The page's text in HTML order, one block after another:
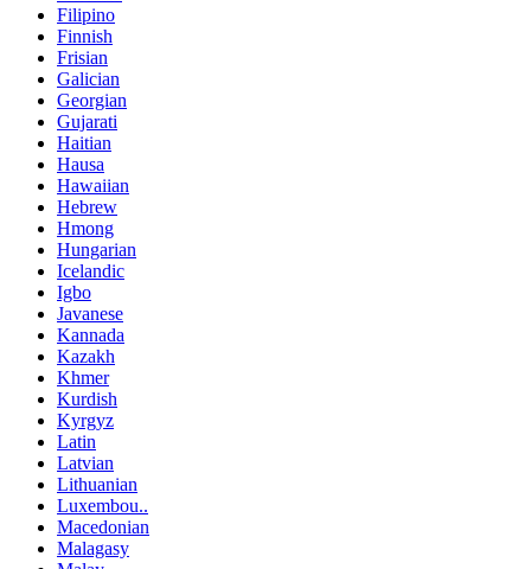
Filipino
Finnish
Frisian
Galician
Georgian
Gujarati
Haitian
Hausa
Hawaiian
Hebrew
Hmong
Hungarian
Icelandic
Igbo
Javanese
Kannada
Kazakh
Khmer
Kurdish
Kyrgyz
Latin
Latvian
Lithuanian
Luxembou..
Macedonian
Malagasy